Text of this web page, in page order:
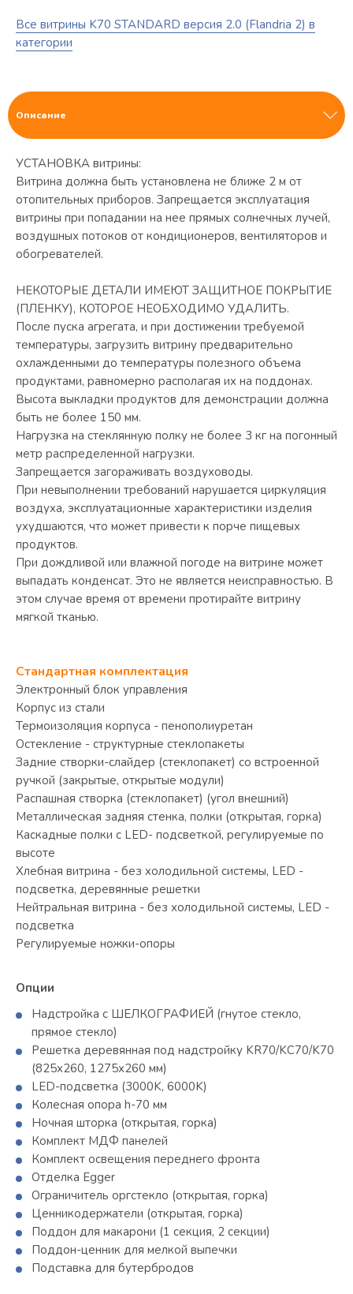
Все витрины K70 STANDARD версия 2.0 (Flandria 2) в
категории
Описание
УСТАНОВКА витрины:
Витрина должна быть установлена не ближе 2 м от
отопительных приборов. Запрещается эксплуатация
витрины при попадании на нее прямых солнечных лучей,
воздушных потоков от кондиционеров, вентиляторов и
обогревателей.
НЕКОТОРЫЕ ДЕТАЛИ ИМЕЮТ ЗАЩИТНОЕ ПОКРЫТИЕ
(ПЛЕНКУ), КОТОРОЕ НЕОБХОДИМО УДАЛИТЬ.
После пуска агрегата, и при достижении требуемой
температуры, загрузить витрину предварительно
охлажденными до температуры полезного объема
продуктами, равномерно располагая их на поддонах.
Высота выкладки продуктов для демонстрации должна
быть не более 150 мм.
Нагрузка на стеклянную полку не более 3 кг на погонный
метр распределенной нагрузки.
Запрещается загораживать воздуховоды.
При невыполнении требований нарушается циркуляция
воздуха, эксплуатационные характеристики изделия
ухудшаются, что может привести к порче пищевых
продуктов.
При дождливой или влажной погоде на витрине может
выпадать конденсат. Это не является неисправностью. В
этом случае время от времени протирайте витрину
мягкой тканью.
Стандартная комплектация
Электронный блок управления
Корпус из стали
Термоизоляция корпуса - пенополиуретан
Остекление - структурные стеклопакеты
Задние створки-слайдер (стеклопакет) со встроенной
ручкой (закрытые, открытые модули)
Распашная створка (стеклопакет) (угол внешний)
Металлическая задняя стенка, полки (открытая, горка)
Каскадные полки с LED- подсветкой, регулируемые по
высоте
Хлебная витрина - без холодильной системы, LED -
подсветка, деревянные решетки
Нейтральная витрина - без холодильной системы, LED -
подсветка
Регулируемые ножки-опоры
Опции
Надстройка с ШЕЛКОГРАФИЕЙ (гнутое стекло,
прямое стекло)
Решетка деревянная под надстройку KR70/KC70/K70
(825х260, 1275х260 мм)
LED-подсветка (3000K, 6000K)
Колесная опора h-70 мм
Ночная шторка (открытая, горка)
Комплект МДФ панелей
Комплект освещения переднего фронта
Отделка Egger
Ограничитель оргстекло (открытая, горка)
Ценникодержатели (открытая, горка)
Поддон для макарони (1 секция, 2 секции)
Поддон-ценник для мелкой выпечки
Подставка для бутербродов